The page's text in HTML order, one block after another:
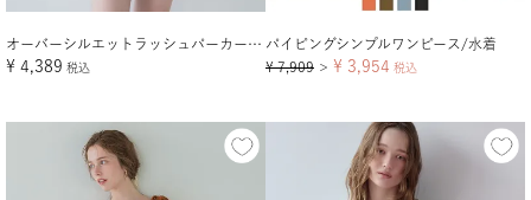
オーバーシルエットラッシュパーカープルオーバー【メール便可／100】
¥ 4,389 税込
パイピングシンプルワンピース/水着
¥ 7,909 ＞ ¥ 3,954 税込